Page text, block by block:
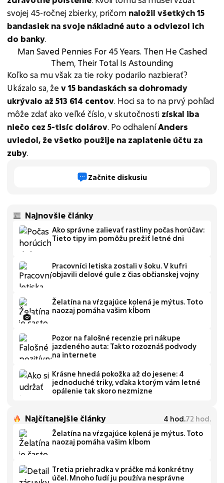
svojej 45-ročnej zbierky, pričom naložil všetkých 15
bandasiek na svoje nákladné auto a odviezol ich
do banky.
Man Saved Pennies For 45 Years. Then He Cashed
Them, Their Total Is Astounding
Koľko sa mu však za tie roky podarilo nazbierať?
Ukázalo sa, že v 15 bandaskách sa dohromady
ukrývalo až 513 614 centov. Hoci sa to na prvý pohľad
môže zdať ako veľké číslo, v skutočnosti získal iba
niečo cez 5-tisíc dolárov. Po odhaleníAnders
uviedol, že všetko použije na zaplatenie účtu za
zuby.
Začnite diskusiu
Najnovšie články
Ako správne zalievať rastliny počas horúčav:
Tieto tipy im pomôžu prežiť letné dni
Pracovníci letiska zostali v šoku. V kufri
objavili delové gule z čias občianskej vojny
Želatína na vŕzgajúce kolená je mýtus. Toto
naozaj pomáha vašim kĺbom
Pozor na falošné recenzie pri nákupe
jazdeného auta: Takto rozoznáš podvody
na internete
Krásne hnedá pokožka až do jesene: 4
jednoduché triky, vďaka ktorým vám letné
opálenie tak skoro nezmizne
Najčítanejšie články 4 hod.72 hod.
Želatína na vŕzgajúce kolená je mýtus. Toto
naozaj pomáha vašim kĺbom
Tretia priehradka v práčke má konkrétny
účel. Mnoho ľudí ju používa nesprávne